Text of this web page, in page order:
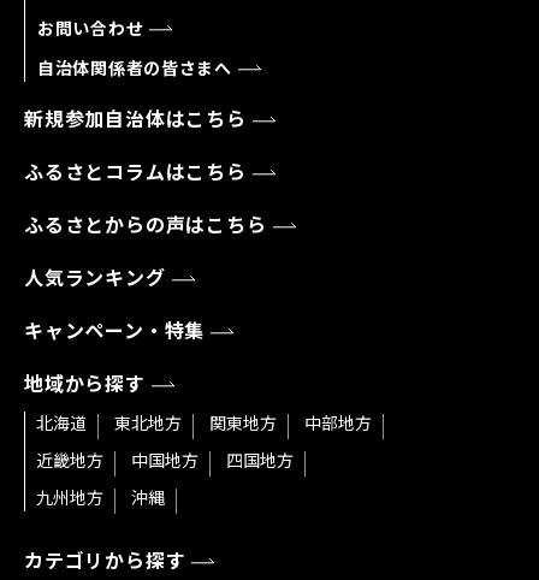
お問い合わせ
自治体関係者の皆さまへ
新規参加自治体はこちら
ふるさとコラムはこちら
ふるさとからの声はこちら
人気ランキング
キャンペーン・特集
地域から探す
北海道 東北地方 関東地方
中部地方
近畿地方
中国地方
四国地方
九州地方
沖縄
カテゴリから探す